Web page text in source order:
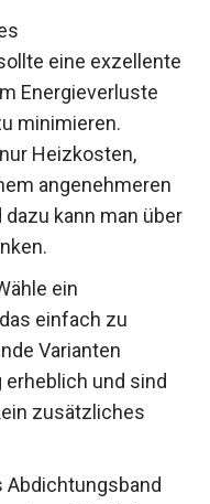
eine exzellente
Energieverluste
minimieren.
Heizkosten,
angenehmeren
dazu kann man über
ein
einfach zu
Varianten
und sind
zusätzliches
Abdichtungsband